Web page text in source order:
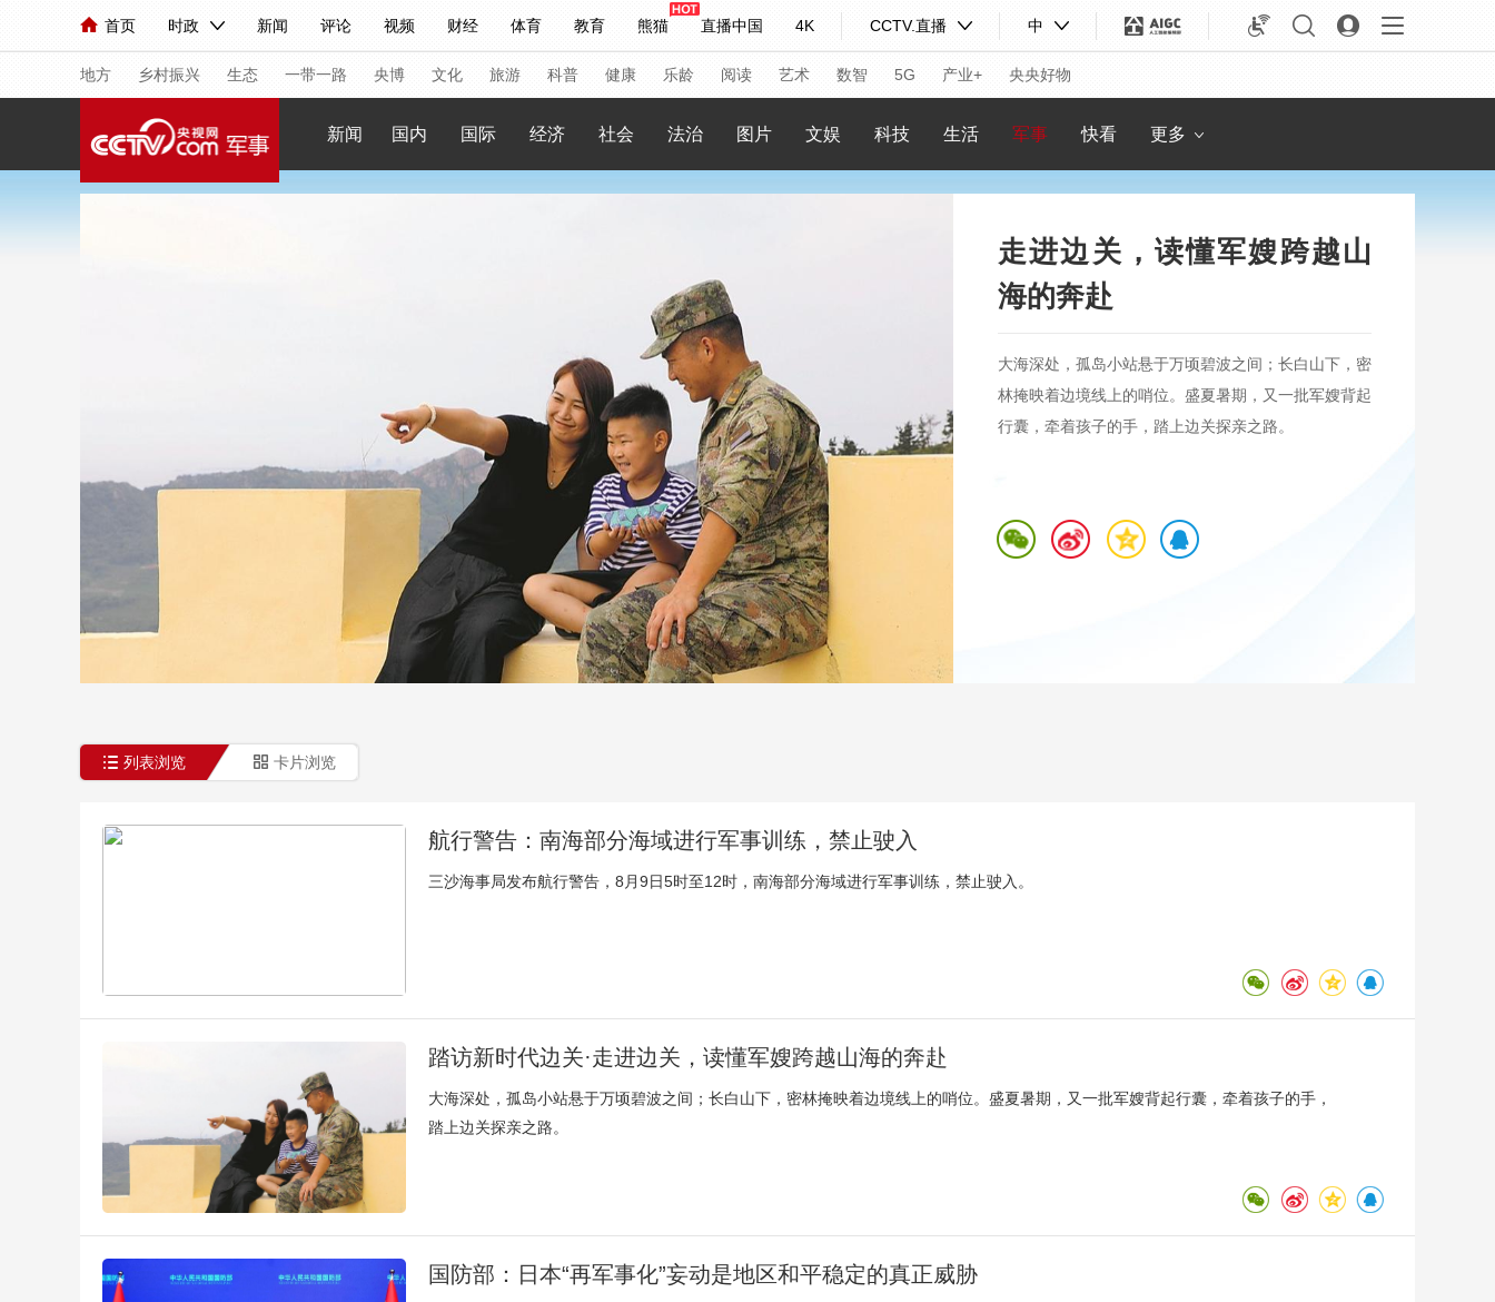
首页 时政 新闻 评论 视频 财经 体育 教育 熊猫 直播中国 4K CCTV.直播 中
人民领袖习近平 联播+ 中国领导人 央视快评 习式妙语 热解读 天天学习
直播 栏目大全 节目单 听音 微视频 主持人 下载央视影音
海外频道 iPanda English Монгол
地方 乡村振兴 生态 一带一路 央博 文化 旅游 科普 健康 乐龄 阅读 艺术 数智 5G 产业+ 央央好物
总台春晚 网络春晚
央视网评
4K专区 全景新闻
人生第一次 人生第二次
2026年世界杯 2026年冬奥会 CBA NBA 中超 国足 国际足球 网球 综合体育 亚冬会
VIP会员 CCTV奥林匹克频道 生活体育大会 体育江湖 文化体育 冰雪道路 足球道路
一带一路 非遗 文化 旅游 科普 艺术 汽车 数智
大国智造 云顶对话 云起 超级工厂 智敬中国 全民健康
新闻 国内 国际 经济 社会 法治 图片 文娱 科技 生活 军事 快看 更多
教育
走进边关，读懂军嫂跨越山
海的奔赴
大海深处，孤岛小站悬于万顷碧波之间；长白山下，密
林掩映着边境线上的哨位。盛夏暑期，又一批军嫂背起
行囊，牵着孩子的手，踏上边关探亲之路。
列表浏览 卡片浏览
航行警告：南海部分海域进行军事训练，禁止驶入
三沙海事局发布航行警告，8月9日5时至12时，南海部分海域进行军事训练，禁止驶入。
踏访新时代边关·走进边关，读懂军嫂跨越山海的奔赴
大海深处，孤岛小站悬于万顷碧波之间；长白山下，密林掩映着边境线上的哨位。盛夏暑期，又一批军嫂背起行囊，牵着孩子的手，
踏上边关探亲之路。
国防部：日本“再军事化”妄动是地区和平稳定的真正威胁